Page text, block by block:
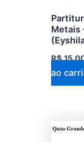
Metais
R$
ao